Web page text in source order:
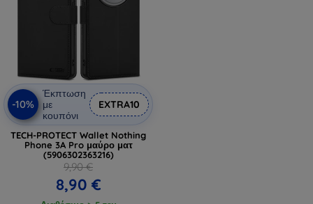
-10%
Έκπτωση
με
κουπόνι
EXTRA10
TECH-PROTECT Wallet Nothing
Phone 3A Pro μαύρο ματ
(5906302363216)
9,90 €
8,90 €